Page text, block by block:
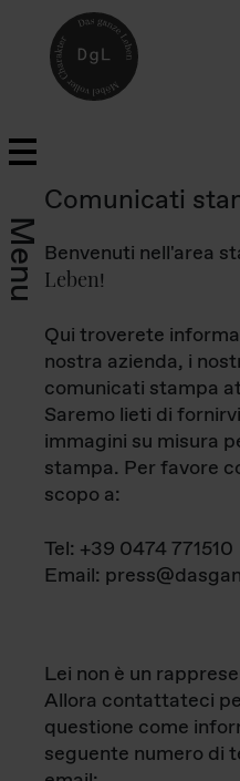
Menu
Comunicati
Benvenuti nell'area
Leben!
Qui troverete
nostra azienda, i
comunicati stampa
Saremo lieti di
immagini su misura
stampa. Per favore
scopo a:
Tel: +39 0474 771510
Email:
Lei non è un
Allora contattateci
questione come
seguente numero di